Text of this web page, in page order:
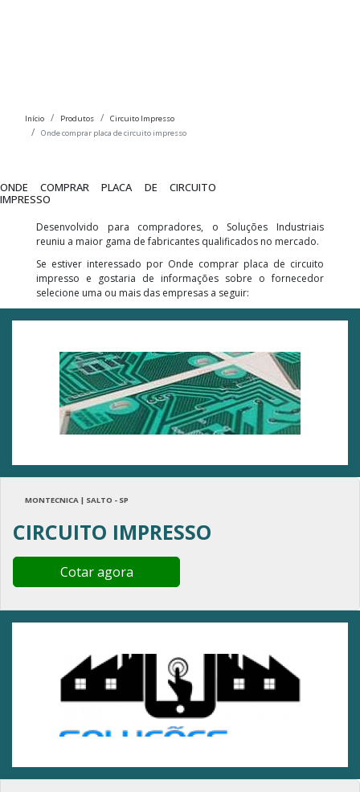
Início Produtos
Circuito Impresso
Onde comprar placa de circuito impresso
ONDE COMPRAR PLACA DE CIRCUITO
IMPRESSO
Desenvolvido para compradores, o Soluções Industriais
reuniu a maior gama de fabricantes qualificados no mercado.
Se estiver interessado por Onde comprar placa de circuito
impresso e gostaria de informações sobre o fornecedor
selecione uma ou mais das empresas a seguir:
MONTECNICA | SALTO - SP
CIRCUITO IMPRESSO
Cotar agora